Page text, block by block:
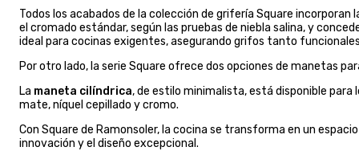
Todos los acabados de la colección de grifería Square
el cromado estándar, según las pruebas de niebla salina, y
ideal para cocinas exigentes, asegurando grifos tanto
Por otro lado, la serie Square ofrece dos opciones de manetas
La maneta cilíndrica, de estilo minimalista, está disponible para
mate, níquel cepillado y cromo.
Con Square de Ramonsoler, la cocina se transforma en un
innovación y el diseño excepcional.